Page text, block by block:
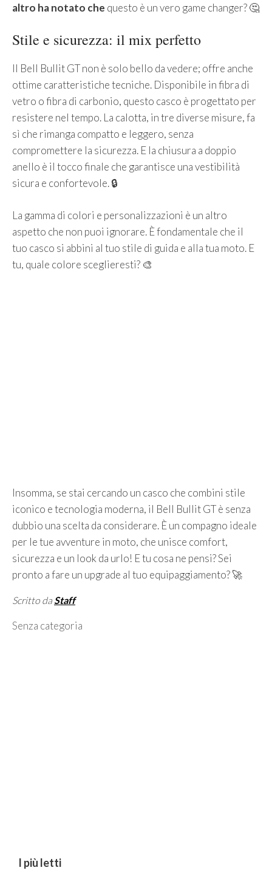
altro ha notato che questo è un vero game changer? 🤔
Stile e sicurezza: il mix perfetto
Il Bell Bullit GT non è solo bello da vedere; offre anche
ottime caratteristiche tecniche. Disponibile in fibra di
vetro o fibra di carbonio, questo casco è progettato per
resistere nel tempo. La calotta, in tre diverse misure, fa
sì che rimanga compatto e leggero, senza
compromettere la sicurezza. E la chiusura a doppio
anello è il tocco finale che garantisce una vestibilità
sicura e confortevole. 🔒
La gamma di colori e personalizzazioni è un altro
aspetto che non puoi ignorare. È fondamentale che il
tuo casco si abbini al tuo stile di guida e alla tua moto. E
tu, quale colore sceglieresti? 🎨
Insomma, se stai cercando un casco che combini stile
iconico e tecnologia moderna, il Bell Bullit GT è senza
dubbio una scelta da considerare. È un compagno ideale
per le tue avventure in moto, che unisce comfort,
sicurezza e un look da urlo! E tu cosa ne pensi? Sei
pronto a fare un upgrade al tuo equipaggiamento? 🚀
Scritto daStaff
Categorie
Senza categoria
I più letti